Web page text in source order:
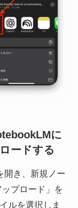
に
ードする
開き、新規ノー
プロード」を
ルを選択しま